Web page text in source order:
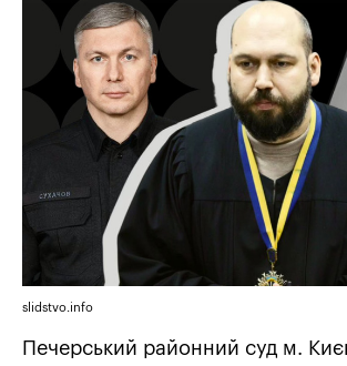
slidstvo.info
Печерський районний суд м.